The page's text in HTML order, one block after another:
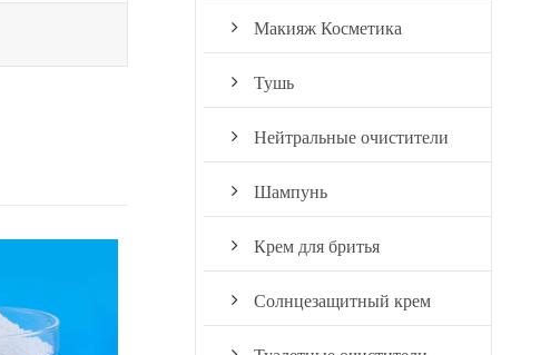
Макияж Косметика
Тушь
Нейтральные очистители
Шампунь
Крем для бритья
Солнцезащитный крем